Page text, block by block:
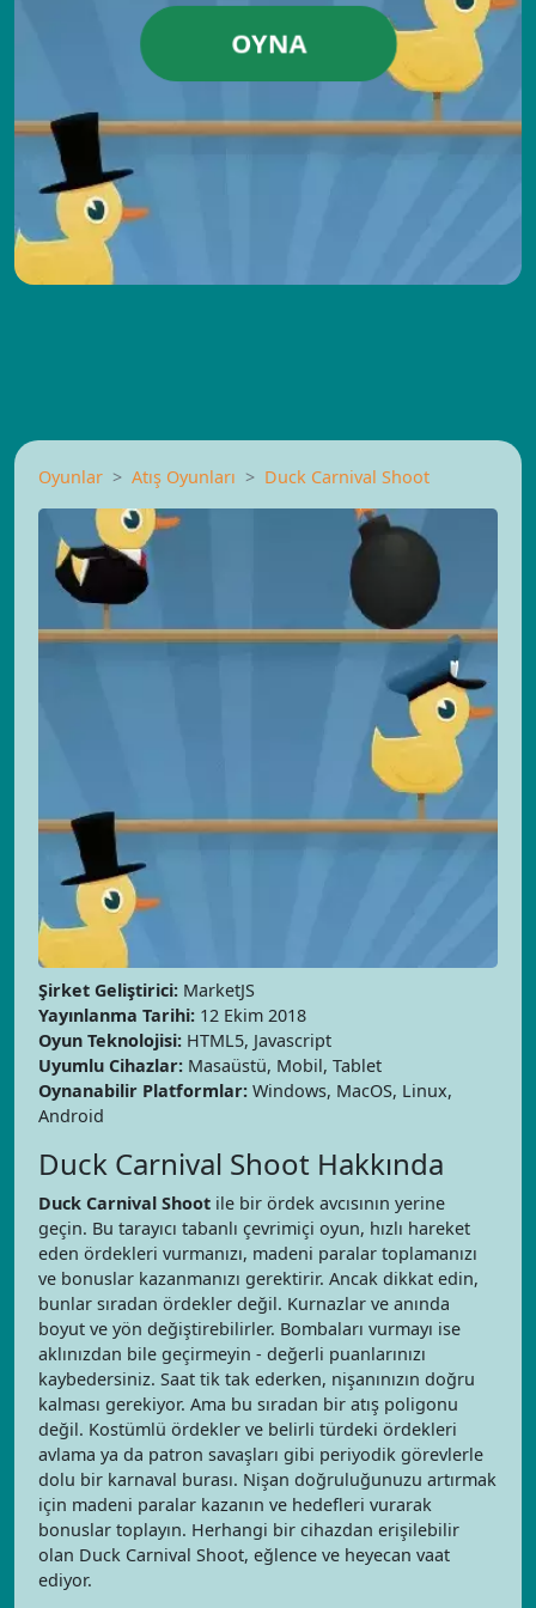
OYNA
Oyunlar Atış Oyunları Duck Carnival Shoot
Şirket Geliştirici: MarketJS
Yayınlanma Tarihi: 12 Ekim 2018
Oyun Teknolojisi: HTML5, Javascript
Uyumlu Cihazlar: Masaüstü, Mobil, Tablet
Oynanabilir Platformlar: Windows, MacOS, Linux,
Android
Duck Carnival Shoot Hakkında
Duck Carnival Shoot ile bir ördek avcısının yerine
geçin. Bu tarayıcı tabanlı çevrimiçi oyun, hızlı hareket
eden ördekleri vurmanızı, madeni paralar toplamanızı
ve bonuslar kazanmanızı gerektirir. Ancak dikkat edin,
bunlar sıradan ördekler değil. Kurnazlar ve anında
boyut ve yön değiştirebilirler. Bombaları vurmayı ise
aklınızdan bile geçirmeyin - değerli puanlarınızı
kaybedersiniz. Saat tik tak ederken, nişanınızın doğru
kalması gerekiyor. Ama bu sıradan bir atış poligonu
değil. Kostümlü ördekler ve belirli türdeki ördekleri
avlama ya da patron savaşları gibi periyodik görevlerle
dolu bir karnaval burası. Nişan doğruluğunuzu artırmak
için madeni paralar kazanın ve hedefleri vurarak
bonuslar toplayın. Herhangi bir cihazdan erişilebilir
olan Duck Carnival Shoot, eğlence ve heyecan vaat
ediyor.